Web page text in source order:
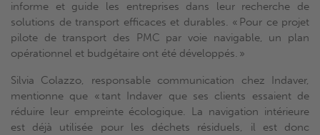
informe et guide les entreprises dans leur recherche de
solutions de transport efficaces et durables. « Pour ce projet
pilote de transport des PMC par voie navigable, un plan
opérationnel et budgétaire ont été développés. »
Silvia Colazzo, responsable communication chez Indaver,
mentionne que « tant Indaver que ses clients essaient de
réduire leur empreinte écologique. La navigation intérieure
est déjà utilisée pour les déchets résiduels, il est donc